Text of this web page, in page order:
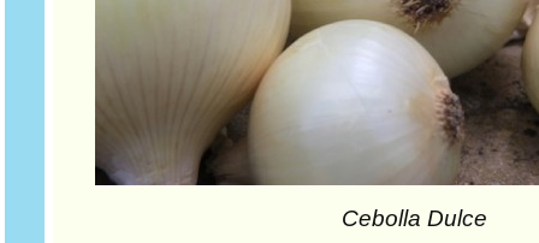
Cebolla Dulce